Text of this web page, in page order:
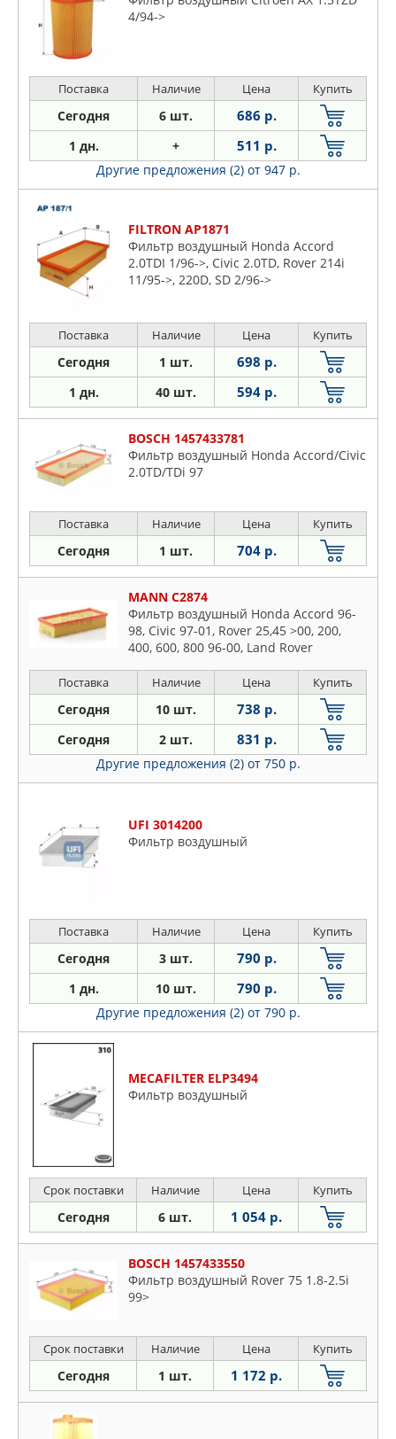
4/94->
Поставка Наличие Цена Купить
Сегодня 6 шт. 686 р.
1 дн. + 511 р.
Другие предложения (2) от 947 р.
FILTRON AP1871
Фильтр воздушный Honda Accord
2.0TDI 1/96->, Civic 2.0TD, Rover 214i
11/95->, 220D, SD 2/96->
Поставка Наличие Цена Купить
Сегодня 1 шт. 698 р.
1 дн. 40 шт. 594 р.
BOSCH 1457433781
Фильтр воздушный Honda Accord/Civic
2.0TD/TDi 97
Поставка Наличие Цена Купить
Сегодня 1 шт. 704 р.
MANN C2874
Фильтр воздушный Honda Accord 96-
98, Civic 97-01, Rover 25,45 >00, 200,
400, 600, 800 96-00, Land Rover
Поставка Наличие Цена Купить
Сегодня 10 шт. 738 р.
Сегодня 2 шт. 831 р.
Другие предложения (2) от 750 р.
UFI 3014200
Фильтр воздушный
Поставка Наличие Цена Купить
Сегодня 3 шт. 790 р.
1 дн. 10 шт. 790 р.
Другие предложения (2) от 790 р.
MECAFILTER ELP3494
Фильтр воздушный
Срок поставки Наличие Цена Купить
Сегодня 6 шт. 1 054 р.
BOSCH 1457433550
Фильтр воздушный Rover 75 1.8-2.5i
99>
Срок поставки Наличие Цена Купить
Сегодня 1 шт. 1 172 р.